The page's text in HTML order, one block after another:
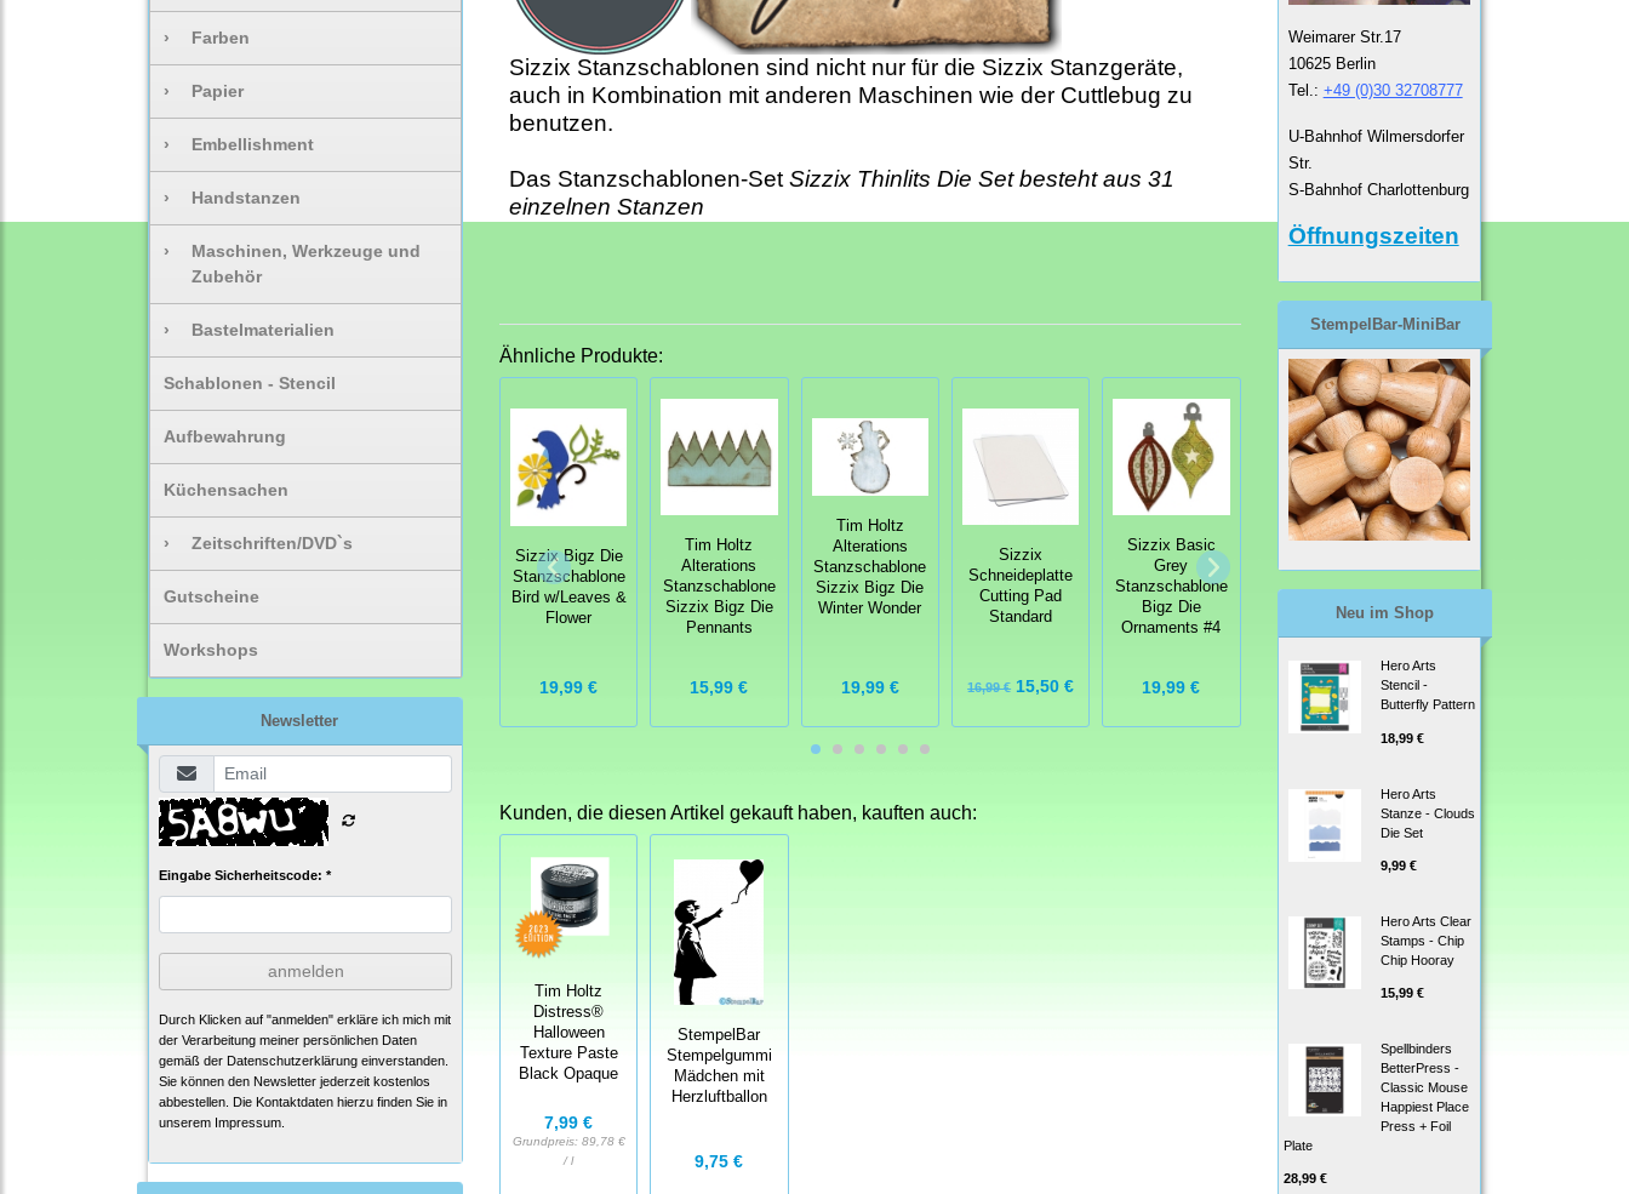
› Farben
› Papier
› Embellishment
› Handstanzen
›
Maschinen, Werkzeuge und
Zubehör
› Bastelmaterialien
Schablonen - Stencil
Aufbewahrung
Küchensachen
› Zeitschriften/DVD`s
Gutscheine
Workshops
Newsletter
Eingabe Sicherheitscode: *
anmelden
Durch Klicken auf "anmelden" erkläre ich mich mit
der Verarbeitung meiner persönlichen Daten
gemäß der Datenschutzerklärung einverstanden.
Sie können den Newsletter jederzeit kostenlos
abbestellen. Die Kontaktdaten hierzu finden Sie in
unserem Impressum.
Sizzix Stanzschablonen sind nicht nur für die Sizzix Stanzgeräte,
auch in Kombination mit anderen Maschinen wie der Cuttlebug zu
benutzen.
Das Stanzschablonen-SetSizzix Thinlits Die Set besteht aus 31
einzelnen Stanzen
Ähnliche Produkte:
Sizzix Bigz Die
Stanzschablone
Bird w/Leaves &
Flower
19,99 €
Tim Holtz
Alterations
Stanzschablone
Sizzix Bigz Die
Pennants
15,99 €
Tim Holtz
Alterations
Stanzschablone
Sizzix Bigz Die
Winter Wonder
19,99 €
Sizzix
Schneideplatte
Cutting Pad
Standard
16,99 € 15,50 €
Sizzix Basic
Grey
Stanzschablone
Bigz Die
Ornaments #4
19,99 €
Stanzschablone
Frame
19,99 €
Sizzix Basic
Stanzschablone
Bigz Die Flower,
Leaves & Stem
#4
Kunden, die diesen Artikel gekauft haben, kauften auch:
Tim Holtz
Distress®
Halloween
Texture Paste
Black Opaque
7,99 €
Grundpreis: 89,78 €
/ l
StempelBar
Stempelgummi
Mädchen mit
Herzluftballon
9,75 €
Weimarer Str.17
10625 Berlin
Tel.: +49 (0)30 32708777
U-Bahnhof Wilmersdorfer
Str.
S-Bahnhof Charlottenburg
Öffnungszeiten
StempelBar-MiniBar
Neu im Shop
Hero Arts
Stencil -
Butterfly Pattern
18,99 €
Hero Arts
Stanze - Clouds
Die Set
9,99 €
Hero Arts Clear
Stamps - Chip
Chip Hooray
15,99 €
Spellbinders
BetterPress -
Classic Mouse
Happiest Place
Press + Foil
Plate
28,99 €